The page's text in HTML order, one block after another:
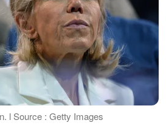
l Source : Getty Images